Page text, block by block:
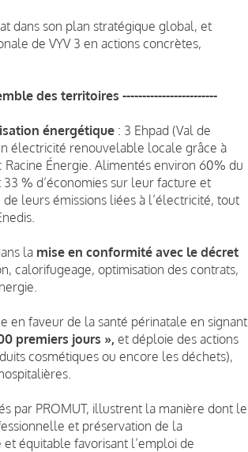
dans son plan stratégique global, et
de VYV 3 en actions concrètes,
des territoires ------------------------
énergétique : 3 Ehpad (Val de
électricité renouvelable locale grâce à
Énergie. Alimentés environ 60% du
% d’économies sur leur facture et
leurs émissions liées à l’électricité, tout
la mise en conformité avec le décret
calorifugeage, optimisation des contrats,
en faveur de la santé périnatale en signant
premiers jours », et déploie des actions
cosmétiques ou encore les déchets),
par PROMUT, illustrent la manière dont le
et préservation de la
équitable favorisant l’emploi de